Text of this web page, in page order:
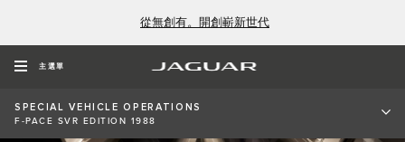
從無創有。開創嶄新世代
主選單
SPECIAL VEHICLE OPERATIONS
F-PACE SVR EDITION 1988